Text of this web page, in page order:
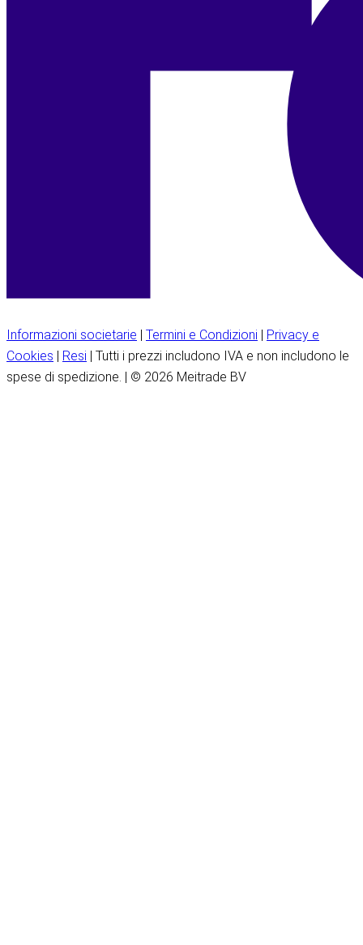
Informazioni societarie | Termini e Condizioni | Privacy e
Cookies | Resi | Tutti i prezzi includono IVA e non includono le
spese di spedizione. | © 2026 Meitrade BV